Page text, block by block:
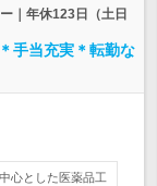
｜年休123日（土日
手当充実＊転勤な
心とした医薬品工